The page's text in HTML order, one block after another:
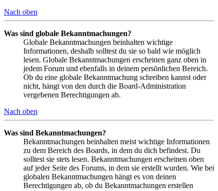
Nach oben
Was sind globale Bekanntmachungen?
Globale Bekanntmachungen beinhalten wichtige
Informationen, deshalb solltest du sie so bald wie möglich
lesen. Globale Bekanntmachungen erscheinen ganz oben in
jedem Forum und ebenfalls in deinem persönlichen Bereich.
Ob du eine globale Bekanntmachung schreiben kannst oder
nicht, hängt von den durch die Board-Administration
vergebenen Berechtigungen ab.
Nach oben
Was sind Bekanntmachungen?
Bekanntmachungen beinhalten meist wichtige Informationen
zu dem Bereich des Boards, in dem du dich befindest. Du
solltest sie stets lesen. Bekanntmachungen erscheinen oben
auf jeder Seite des Forums, in dem sie erstellt wurden. Wie bei
globalen Bekanntmachungen hängt es von deinen
Berechtigungen ab, ob du Bekanntmachungen erstellen